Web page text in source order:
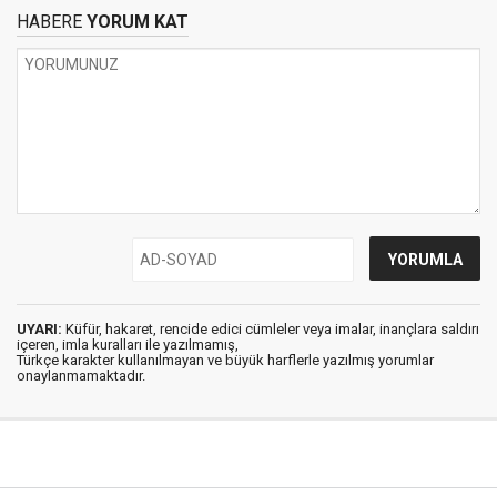
HABERE YORUM KAT
UYARI: Küfür, hakaret, rencide edici cümleler veya imalar, inançlara saldırı
içeren, imla kuralları ile yazılmamış,
Türkçe karakter kullanılmayan ve büyük harflerle yazılmış yorumlar
onaylanmamaktadır.